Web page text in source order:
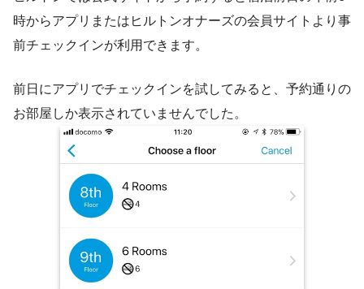
時からアプリまたはヒルトンオナーズの会員サイトより事
前チェックインが利用できます。
前日にアプリでチェックインを試してみると、予約通りの
お部屋しか表示されていませんでした。